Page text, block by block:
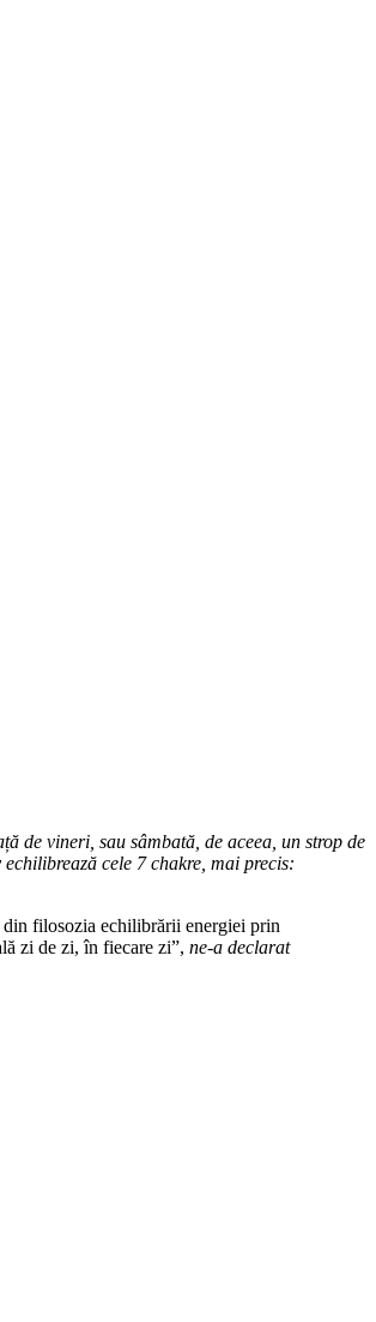
de vineri, sau sâmbată, de aceea, un strop de
cele 7 chakre, mai precis:
din filosozia echilibrării energiei prin
zi de zi, în fiecare zi”, ne-a declarat